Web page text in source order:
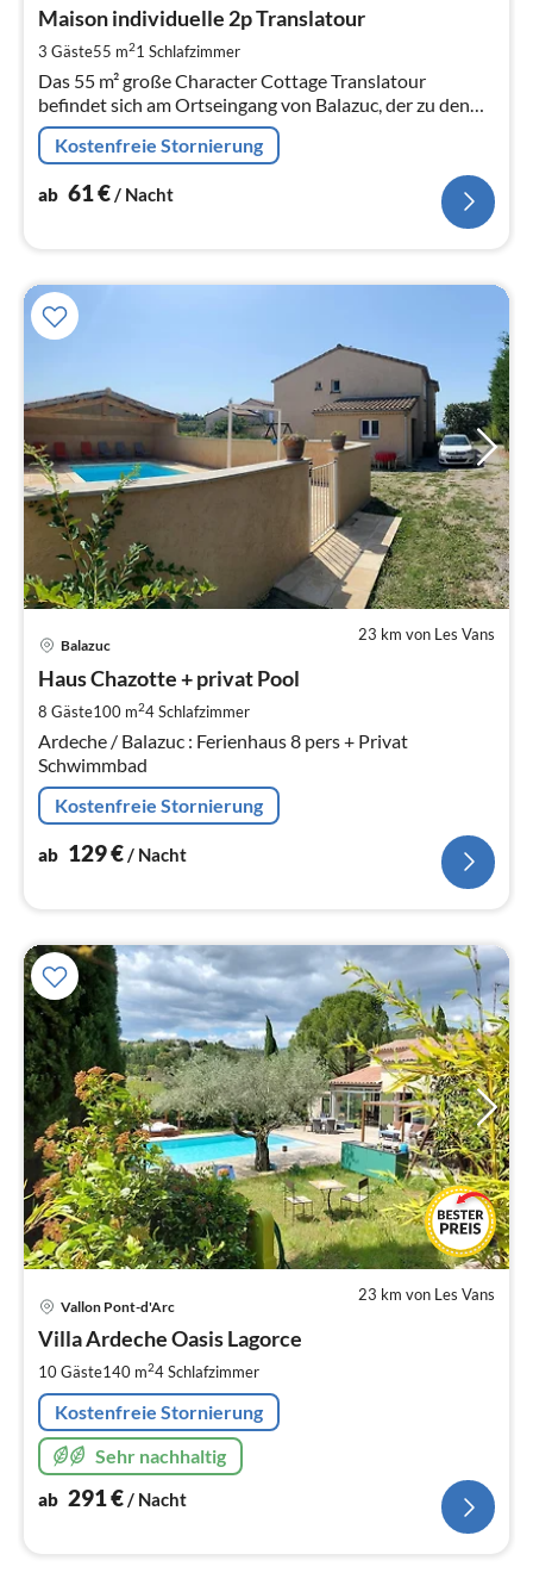
Maison individuelle 2p Translatour
3 Gäste55 m21 Schlafzimmer
Das 55 m² große Character Cottage Translatour
befindet sich am Ortseingang von Balazuc, der zu den
"schönsten Dörfern Frankreichs" gehört und als "Village
of Character" bezeichnet
Kostenfreie Stornierung
ab 61€ / Nacht
23 km von Les Vans
Balazuc
Haus Chazotte + privat Pool
8 Gäste100 m24Schlafzimmer
Ardeche / Balazuc : Ferienhaus 8 pers + Privat
Schwimmbad
Kostenfreie Stornierung
ab 129€/ Nacht
23 km von Les Vans
Vallon Pont-d'Arc
Villa Ardeche Oasis Lagorce
10 Gäste140 m24Schlafzimmer
Kostenfreie Stornierung
Sehr nachhaltig
ab 291€/ Nacht